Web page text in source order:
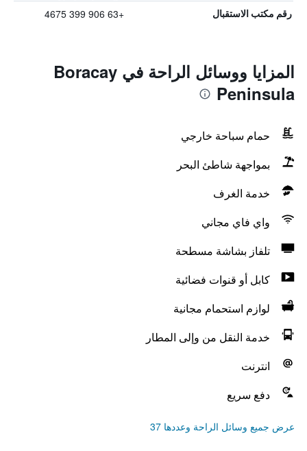
رقم مكتب الاستقبال +63 906 399 4675
المزايا ووسائل الراحة في Boracay
Peninsula
حمام سباحة خارجي
بمواجهة شاطئ البحر
خدمة الغرف
واي فاي مجاني
تلفاز بشاشة مسطحة
كابل أو قنوات فضائية
لوازم استحمام مجانية
خدمة النقل من وإلى المطار
انترنت
دفع سريع
عرض جميع وسائل الراحة وعددها 37